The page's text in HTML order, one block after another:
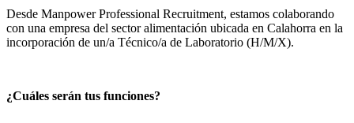
Desde Manpower Professional Recruitment, estamos colaborando
con una empresa del sector alimentación ubicada en Calahorra en la
incorporación de un/a Técnico/a de Laboratorio (H/M/X).
¿Cuáles serán tus funciones?